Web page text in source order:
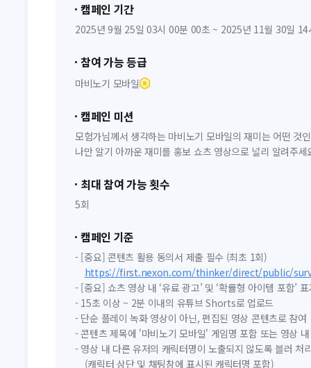
캠페인 기간
2025년 9월 25일 03시 00분 00초 ~ 2025년 11월 30일
참여 가능 등급
마비노기 모바일
캠페인 미션
모험가님께서 생각하는 마비노기 모바일의 재미는 어떤 것
나만 알기 아까운 재미를 홍보 쇼츠 영상으로 널리 알려주세
최대 참여 가능 횟수
5회
캠페인 기준
- [중요] 콘텐츠 활용 동의서 제출 필수 (최초 1회)
https://first.nexon.com/thinker/direct/public/
- [중요] 쇼츠 영상 내 ‘유료 광고’ 및 ‘확률형 아이템 포함’
- 15초 이상 ~ 2분 이내의 유튜브 Shorts로 업로드
- 단순 플레이 녹화 영상이 아닌, 편집된 영상 콘텐츠로 참여
- 콘텐츠 제목에 '마비노기 모바일' 게임명 포함 또는 영상
- 영상 내 다른 유저의 캐릭터명이 노출되지 않도록 블러 처
(캐릭터 상단 및 채팅창에 표시된 캐릭터명 포함)